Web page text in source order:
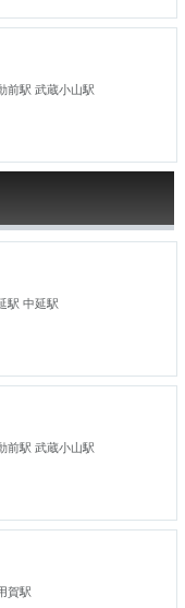
前駅 武蔵小山駅
駅 中延駅
前駅 武蔵小山駅
賀駅